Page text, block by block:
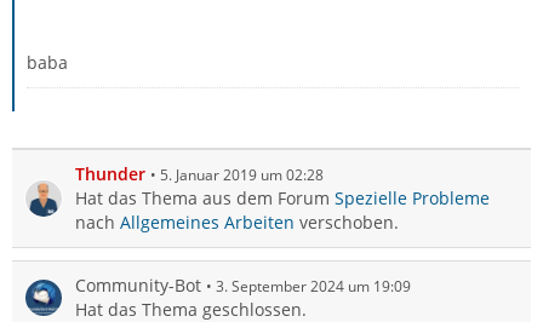
baba
Thunder 5. Januar 2019 um 02:28
Hat das Thema aus dem Forum Spezielle Probleme
nach Allgemeines Arbeiten verschoben.
Community-Bot 3. September 2024 um 19:09
Hat das Thema geschlossen.